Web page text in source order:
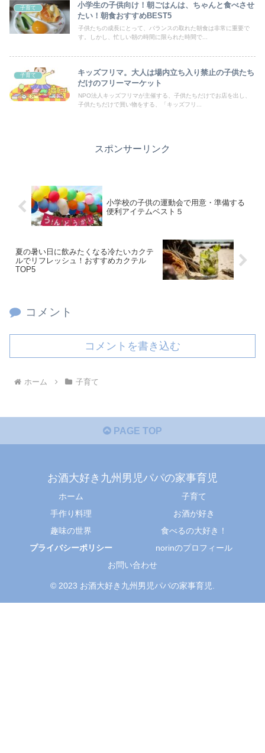
子育て
小学生の子供向け！朝ごはんは、ちゃんと食べさせ
たい！朝食おすすめBEST5
子供たちの成長にとって、バランスの取れた朝食は非常に重要で
す。しかし、忙しい朝の時間に限られた時間で...
子育て
キッズフリマ。大人は場内立ち入り禁止の子供たち
だけのフリーマーケット
NPO法人キッズフリマが主催する、子供たちだけでお店を出し、
子供たちだけで買い物をする、「キッズフリ...
スポンサーリンク
小学校の子供の運動会で用意・準備する
便利アイテムベスト５
夏の暑い日に飲みたくなる冷たいカクテ
ルでリフレッシュ！おすすめカクテル
TOP5
コメント
コメントを書き込む
ホーム 子育て
PAGE TOP
お酒大好き九州男児パパの家事育児
ホーム
子育て
手作り料理
お酒が好き
趣味の世界
食べるの大好き！
プライバシーポリシー
norinのプロフィール
お問い合わせ
© 2023 お酒大好き九州男児パパの家事育児.